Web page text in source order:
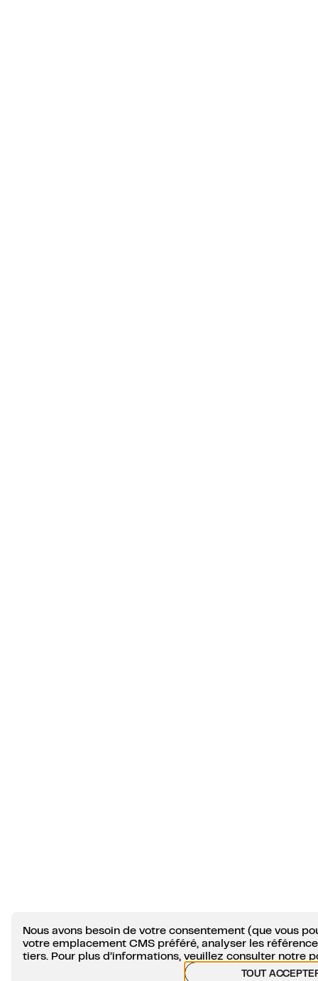
Nous avons besoin de votre consentement (que vous
votre emplacement CMS préféré, analyser les
tiers. Pour plus d’informations, veuillez consulter notre
TOUT